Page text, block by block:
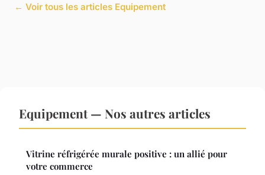
← Voir tous les articles Equipement
Equipement — Nos autres articles
Vitrine réfrigérée murale positive : un allié pour
votre commerce